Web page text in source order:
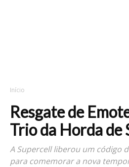
Início
Resgate de
Trio da Horda de
A Supercell liberou um código
para comemorar a nova